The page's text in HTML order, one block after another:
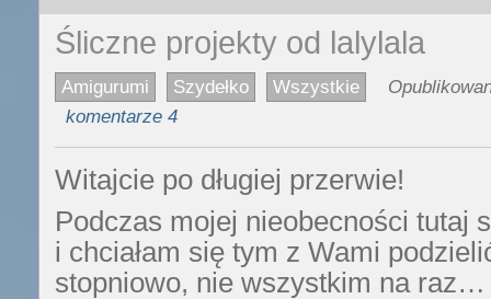
Śliczne projekty od lalylala
Amigurumi Szydełko Wszystkie
komentarze 4
Witajcie po długiej przerwie!
Podczas mojej nieobecności tutaj
i chciałam się tym z Wami
stopniowo, nie wszystkim na raz…